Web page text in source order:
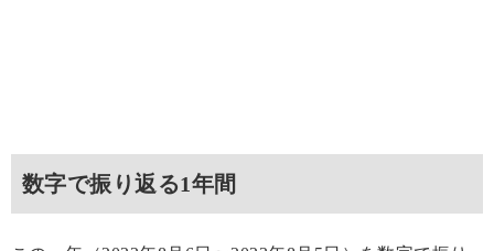
数字で振り返る1年間